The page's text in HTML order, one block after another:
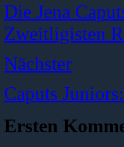
Die Jena
Zweitligisten
Nächster
Caputs
Ersten